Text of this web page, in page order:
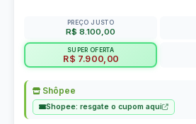
PREÇO JUSTO
R$ 8.100,00
SUPER OFERTA
R$ 7.900,00
Shôpee
Shopee: resgate o cupom aqui